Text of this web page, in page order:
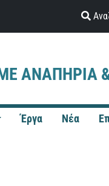
ΑΝΑΠΗΡΙΑ
Έργα Νέα